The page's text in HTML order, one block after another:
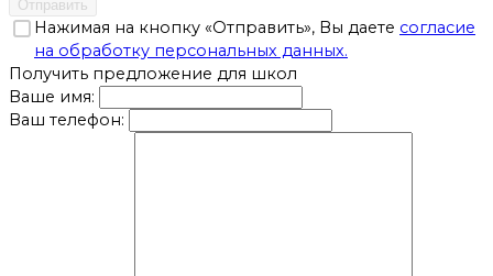
Отправить
Нажимая на кнопку «Отправить», Вы даете согласие
на обработку персональных данных.
Получить предложение для школ
Ваше имя:
Ваш телефон: